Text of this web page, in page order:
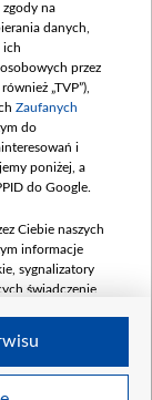
zgody na
danych,
ich
przez
„TVP”),
Zaufanych
do
i
poniżej, a
do Google.
Ciebie naszych
informacje
sygnalizatory
świadczenie
Ciebie